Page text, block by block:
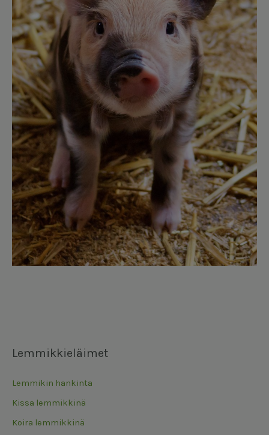
Lemmikkieläimet
Lemmikin hankinta
Kissa lemmikkinä
Koira lemmikkinä